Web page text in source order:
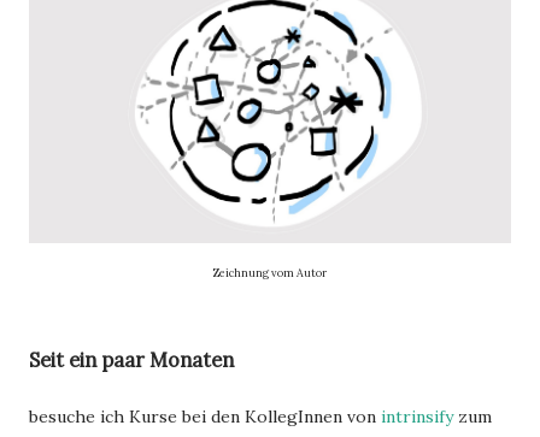
Zeichnung vom Autor
Seit ein paar Monaten
besuche ich Kurse bei den KollegInnen von intrinsifyzum